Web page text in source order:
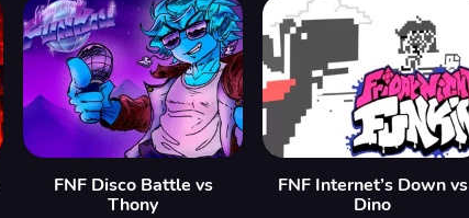
FNF Disco Battle vs
Thony
FNF Internet’s Down vs
Dino